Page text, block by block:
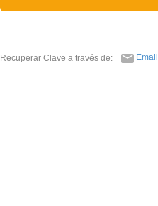
Recuperar Clave a través de: Email